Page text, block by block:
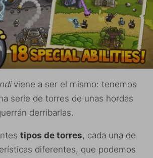
viene a ser el mismo: tenemos
serie de torres de unas hordas
derribarlas.
tipos de torres, cada una de
diferentes, que podemos